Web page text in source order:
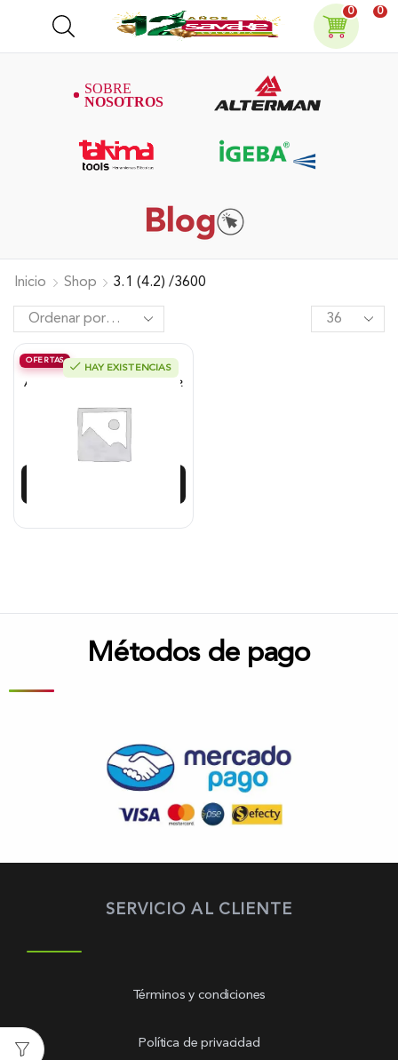
0 0
Inicio Shop 3.1 (4.2) /3600
OFERTAS
HAY EXISTENCIAS
Motobomba Alterman, Diesel,
Autocebante «2X2», 4.2Hp, Xdwp2P.
$2.120.042
$ 1.908.038
Métodos de pago
SERVICIO AL CLIENTE
Términos y condiciones
Política de privacidad